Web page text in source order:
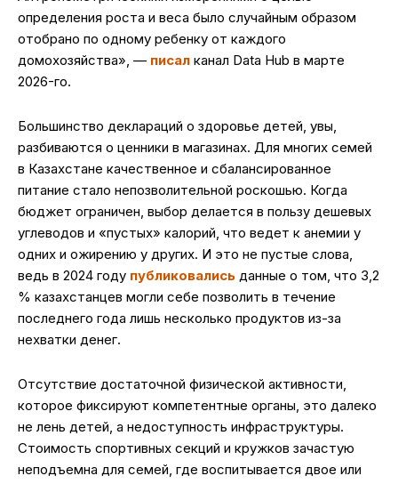
определения роста и веса было случайным образом
отобрано по одному ребенку от каждого
домохозяйства», — писал канал Data Hub в марте
2026-го.
Большинство деклараций о здоровье детей, увы,
разбиваются о ценники в магазинах. Для многих семей
в Казахстане качественное и сбалансированное
питание стало непозволительной роскошью. Когда
бюджет ограничен, выбор делается в пользу дешевых
углеводов и «пустых» калорий, что ведет к анемии у
одних и ожирению у других. И это не пустые слова,
ведь в 2024 году публиковались данные о том, что 3,2
% казахстанцев могли себе позволить в течение
последнего года лишь несколько продуктов из-за
нехватки денег.
Отсутствие достаточной физической активности,
которое фиксируют компетентные органы, это далеко
не лень детей, а недоступность инфраструктуры.
Стоимость спортивных секций и кружков зачастую
неподъемна для семей, где воспитывается двое или